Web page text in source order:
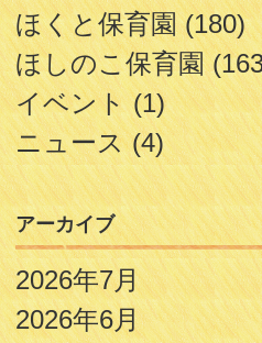
ほくと保育園(180)
ほしのこ保育園
イベント(1)
ニュース(4)
アーカイブ
2026年7月
2026年6月